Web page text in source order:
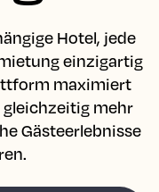
Hotel, jede
einzigartig
maximiert
mehr
Gästeerlebnisse